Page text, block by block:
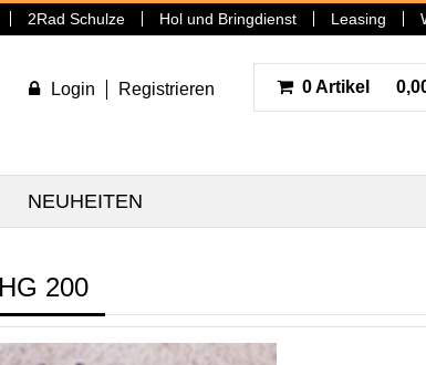
2Rad Schulze Hol und Bringdienst Leasing
Login Registrieren 0 Artikel
NEUHEITEN
200